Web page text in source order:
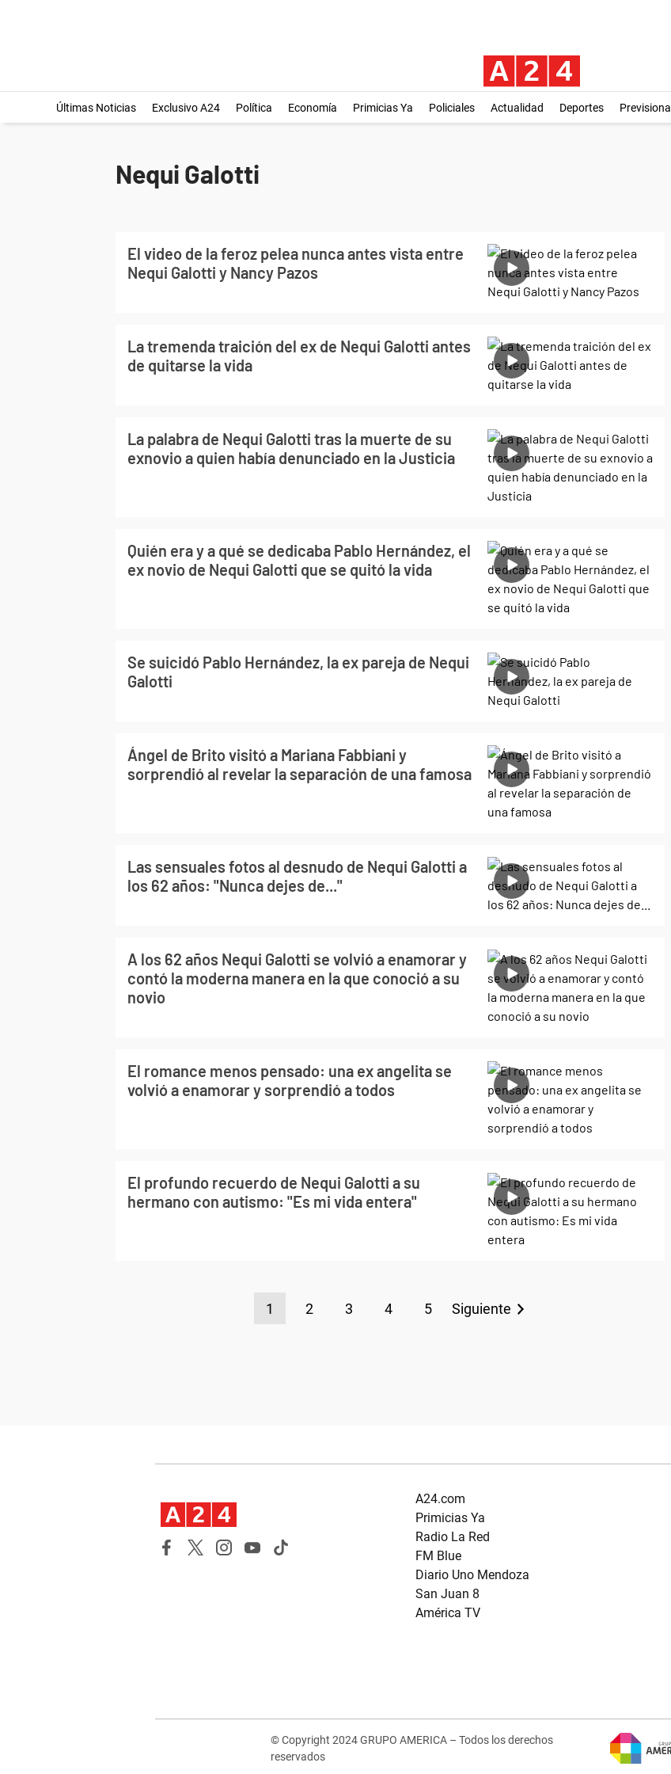
Últimas Noticias Exclusivo A24 Política Economía Primicias Ya Policiales Actualidad Deportes Previsional
Nequi Galotti
El video de la feroz pelea nunca antes vista entre
Nequi Galotti y Nancy Pazos
La tremenda traición del ex de Nequi Galotti antes
de quitarse la vida
La palabra de Nequi Galotti tras la muerte de su
exnovio a quien había denunciado en la Justicia
Quién era y a qué se dedicaba Pablo Hernández, el
ex novio de Nequi Galotti que se quitó la vida
Se suicidó Pablo Hernández, la ex pareja de Nequi
Galotti
Ángel de Brito visitó a Mariana Fabbiani y
sorprendió al revelar la separación de una famosa
Las sensuales fotos al desnudo de Nequi Galotti a
los 62 años: "Nunca dejes de..."
A los 62 años Nequi Galotti se volvió a enamorar y
contó la moderna manera en la que conoció a su
novio
El romance menos pensado: una ex angelita se
volvió a enamorar y sorprendió a todos
El profundo recuerdo de Nequi Galotti a su
hermano con autismo: "Es mi vida entera"
1 2 3 4 5 Siguiente
A24.com
Primicias Ya
Radio La Red
FM Blue
Diario Uno Mendoza
San Juan 8
América TV
© Copyright 2024 GRUPO AMERICA – Todos los derechos
reservados